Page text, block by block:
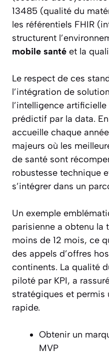
13485 (qualité du
les référentiels FHIR
structurent
mobile santé et la
Le respect de ces
l’intégration de
l’intelligence
prédictif par la data.
accueille chaque
majeurs où les
de santé sont
robustesse technique
s’intégrer dans un
Un exemple
parisienne a obtenu la
moins de 12 mois, ce
des appels d’offres
continents. La qualité
piloté par KPI, a
stratégiques et permis
rapide.
Obtenir un
MVP